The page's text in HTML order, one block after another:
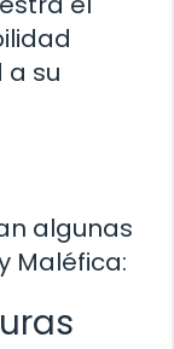
su
algunas
Maléfica: